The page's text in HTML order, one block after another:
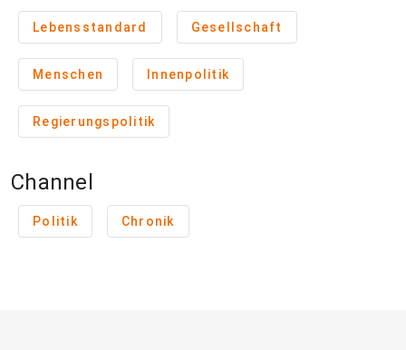
Lebensstandard Gesellschaft
Menschen Innenpolitik
Regierungspolitik
Channel
Politik Chronik